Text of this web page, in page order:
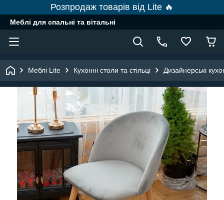
Розпродаж товарів від Lite 🔥
Меблі для спальні та вітальні
Меблі Lite Кухонні столи та стільці Дизайнерські